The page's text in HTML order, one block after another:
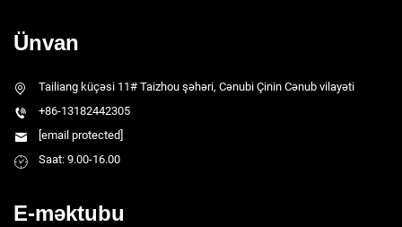
Ünvan
Tailiang küçəsi 11# Taizhou şəhəri, Cənubi Çinin Cənub vilayəti
+86-13182442305
[email protected]
Saat: 9.00-16.00
E-məktubu